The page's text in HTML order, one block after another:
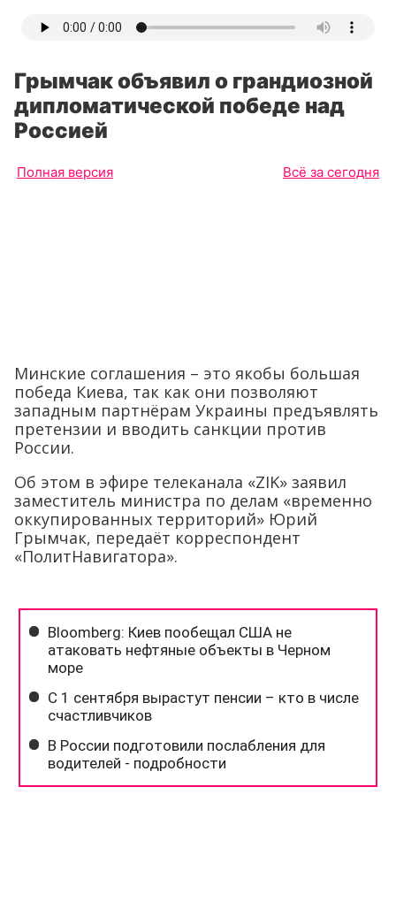
Грымчак объявил о грандиозной
дипломатической победе над
Россией
Полная версия Всё за сегодня
Минские соглашения – это якобы большая
победа Киева, так как они позволяют
западным партнёрам Украины предъявлять
претензии и вводить санкции против
России.
Об этом в эфире телеканала «ZIK» заявил
заместитель министра по делам «временно
оккупированных территорий» Юрий
Грымчак, передаёт корреспондент
«ПолитНавигатора».